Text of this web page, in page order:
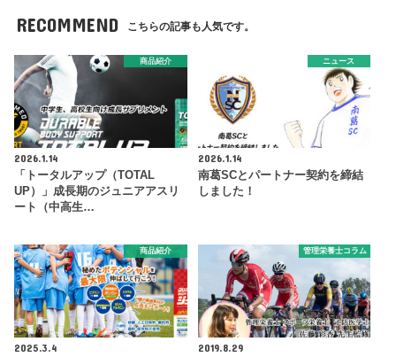
RECOMMEND こちらの記事も人気です。
商品紹介
2026.1.14
「トータルアップ（TOTAL
UP）」成長期のジュニアアスリ
ート（中高生…
ニュース
2026.1.14
南葛SCとパートナー契約を締結
しました！
商品紹介
2025.3.4
管理栄養士コラム
2019.8.29